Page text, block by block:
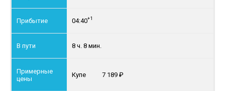
04:40+1
8 ч. 8 мин.
Купе 7 189